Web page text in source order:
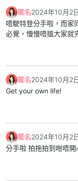
匿名2024年10月2
唔駛特登分手啦，而家
必覺，慢慢唔搵大家就
匿名2024年10月2
Get your own life!
匿名2024年10月2
分手啦 拍拖拍到咁唔